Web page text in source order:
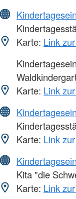
Karte: Link
Karte: Link
Karte: Link
Kita "die
Karte: Link